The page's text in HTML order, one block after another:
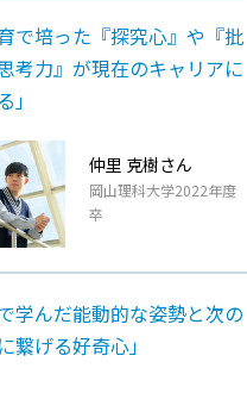
育で培った『探究心』や『批
考力』が現在のキャリアに
」
仲里 克樹さん
岡山理科大学2022年度
卒
で学んだ能動的な姿勢と次の
繋げる好奇心」